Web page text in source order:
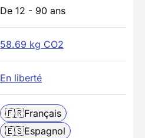
De 12 - 90 ans
58.69 kg CO2
En liberté
🇫🇷Français
🇪🇸Espagnol